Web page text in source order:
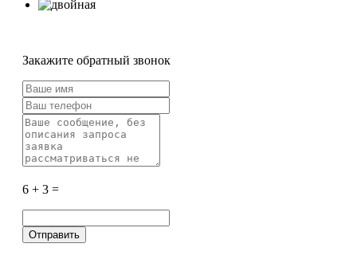
Закажите обратный звонок
6 + 3 =